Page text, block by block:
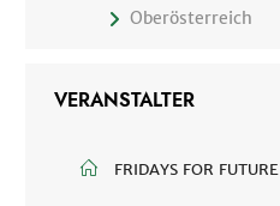
Oberösterreich
VERANSTALTER
FRIDAYS FOR FUTURE